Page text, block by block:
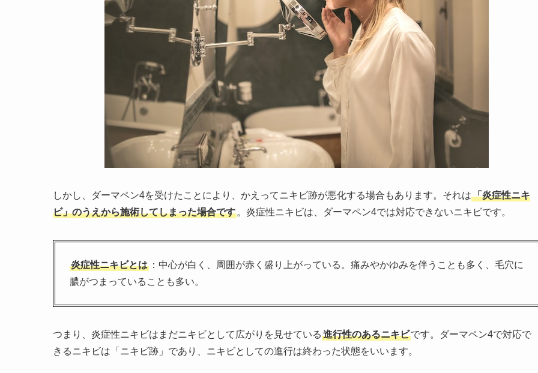
しかし、ダーマペン4を受けたことにより、かえってニキビ跡が悪化する場合もあります。それは「炎症性ニキ
ビ」のうえから施術してしまった場合です 。炎症性ニキビは、ダーマペン4では対応できないニキビです。
炎症性ニキビとは ：中心が白く、周囲が赤く盛り上がっている。痛みやかゆみを伴うことも多く、毛穴に
膿がつまっていることも多い。
つまり、炎症性ニキビはまだニキビとして広がりを見せている 進行性のあるニキビです。ダーマペン4で対応で
きるニキビは「ニキビ跡」であり、ニキビとしての進行は終わった状態をいいます。